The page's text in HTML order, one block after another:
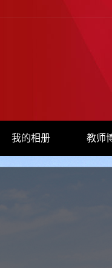
我的相册 教师